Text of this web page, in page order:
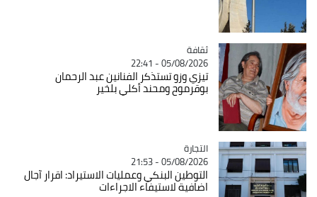
Catégorie
ثقافة
05/08/2026 - 22:41
تيزي وزو تستذكر الفنانين عبد الرحمان
بوقرموح ومحند أكلي بلخير
Catégorie
التجارة
05/08/2026 - 21:53
التوطين البنكي وعمليات الاستيراد: اقرار آجال
اضافية لاستيفاء الاجراءات